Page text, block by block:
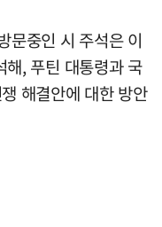
문중인 시 주석은 이
해, 푸틴 대통령과 국
해결안에 대한 방안